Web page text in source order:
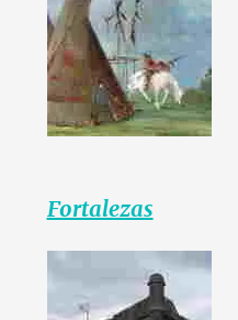
Fortalezas